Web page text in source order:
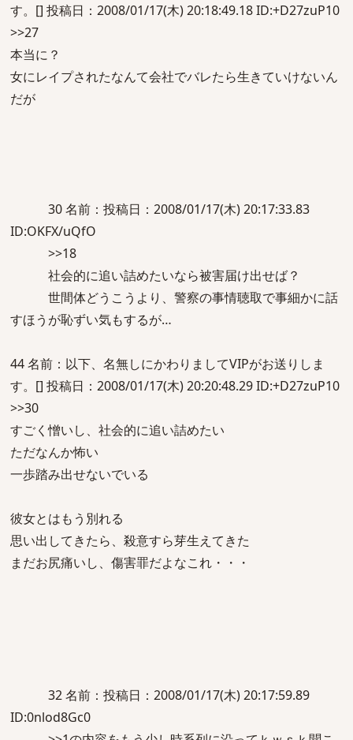
す。[] 投稿日：2008/01/17(木) 20:18:49.18 ID:+D27zuP10
>>27
本当に？
女にレイプされたなんて会社でバレたら生きていけないん
だが
30 名前：投稿日：2008/01/17(木) 20:17:33.83
ID:OKFX/uQfO
>>18
社会的に追い詰めたいなら被害届け出せば？
世間体どうこうより、警察の事情聴取で事細かに話
すほうが恥ずい気もするが…
44 名前：以下、名無しにかわりましてVIPがお送りしま
す。[] 投稿日：2008/01/17(木) 20:20:48.29 ID:+D27zuP10
>>30
すごく憎いし、社会的に追い詰めたい
ただなんか怖い
一歩踏み出せないでいる
彼女とはもう別れる
思い出してきたら、殺意すら芽生えてきた
まだお尻痛いし、傷害罪だよなこれ・・・
32 名前：投稿日：2008/01/17(木) 20:17:59.89
ID:0nlod8Gc0